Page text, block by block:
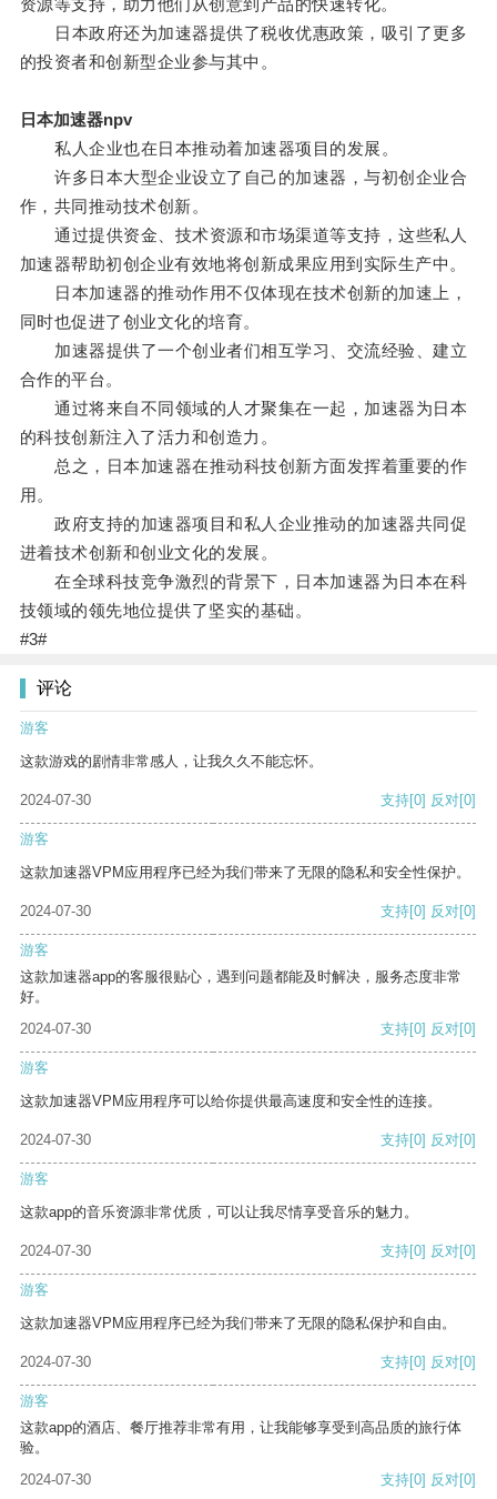
资源等支持，助力他们从创意到产品的快速转化。
日本政府还为加速器提供了税收优惠政策，吸引了更多
的投资者和创新型企业参与其中。
日本加速器npv
私人企业也在日本推动着加速器项目的发展。
许多日本大型企业设立了自己的加速器，与初创企业合
作，共同推动技术创新。
通过提供资金、技术资源和市场渠道等支持，这些私人
加速器帮助初创企业有效地将创新成果应用到实际生产中。
日本加速器的推动作用不仅体现在技术创新的加速上，
同时也促进了创业文化的培育。
加速器提供了一个创业者们相互学习、交流经验、建立
合作的平台。
通过将来自不同领域的人才聚集在一起，加速器为日本
的科技创新注入了活力和创造力。
总之，日本加速器在推动科技创新方面发挥着重要的作
用。
政府支持的加速器项目和私人企业推动的加速器共同促
进着技术创新和创业文化的发展。
在全球科技竞争激烈的背景下，日本加速器为日本在科
技领域的领先地位提供了坚实的基础。
#3#
评论
游客
这款游戏的剧情非常感人，让我久久不能忘怀。
2024-07-30 支持[0] 反对[0]
游客
这款加速器VPM应用程序已经为我们带来了无限的隐私和安全性保护。
2024-07-30 支持[0] 反对[0]
游客
这款加速器app的客服很贴心，遇到问题都能及时解决，服务态度非常
好。
2024-07-30
支持[0] 反对[0]
游客
这款加速器VPM应用程序可以给你提供最高速度和安全性的连接。
2024-07-30 支持[0] 反对[0]
游客
这款app的音乐资源非常优质，可以让我尽情享受音乐的魅力。
2024-07-30 支持[0] 反对[0]
游客
这款加速器VPM应用程序已经为我们带来了无限的隐私保护和自由。
2024-07-30 支持[0] 反对[0]
游客
这款app的酒店、餐厅推荐非常有用，让我能够享受到高品质的旅行体
验。
2024-07-30
支持[0] 反对[0]